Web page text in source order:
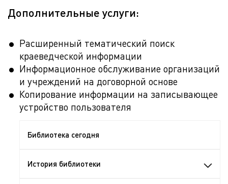
Дополнительные услуги:
Расширенный тематический поиск
краеведческой информации
Информационное обслуживание организаций
и учреждений на договорной основе
Копирование информации на записывающее
устройство пользователя
Библиотека сегодня
История библиотеки